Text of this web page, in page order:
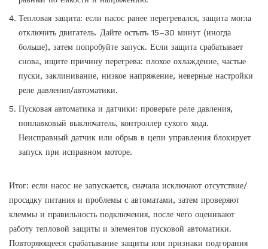
Тепловая защита: если насос ранее перегревался, защита могла
отключить двигатель. Дайте остыть 15–30 минут (иногда
больше), затем попробуйте запуск. Если защита срабатывает
снова, ищите причину перегрева: плохое охлаждение, частые
пуски, заклинивание, низкое напряжение, неверные настройки
реле давления/автоматики.
Пусковая автоматика и датчики: проверьте реле давления,
поплавковый выключатель, контроллер сухого хода.
Неисправный датчик или обрыв в цепи управления блокирует
запуск при исправном моторе.
Итог: если насос не запускается, сначала исключают отсутствие/
просадку питания и проблемы с автоматами, затем проверяют
клеммы и правильность подключения, после чего оценивают
работу тепловой защиты и элементов пусковой автоматики.
Повторяющееся срабатывание защиты или признаки подгорания